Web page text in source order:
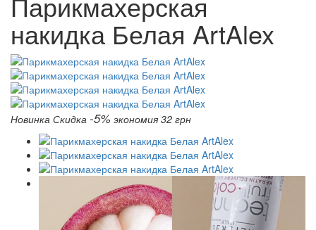
накидка Белая ArtAlex
Новинка Скидка -5% экономия 32 грн